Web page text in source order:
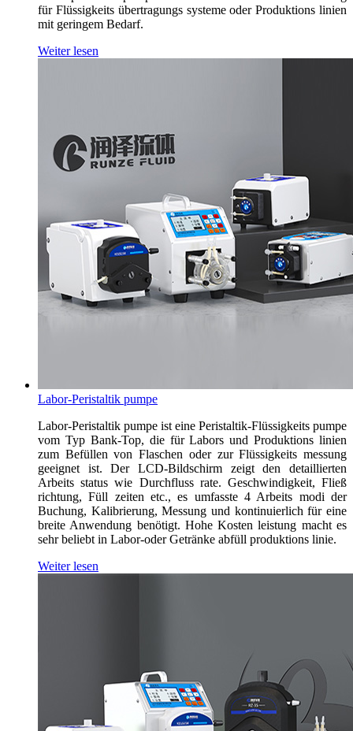
für Flüssigkeits übertragungs systeme oder Produktions linien
mit geringem Bedarf.
Weiter lesen
Labor-Peristaltik pumpe
Labor-Peristaltik pumpe ist eine Peristaltik-Flüssigkeits pumpe
vom Typ Bank-Top, die für Labors und Produktions linien
zum Befüllen von Flaschen oder zur Flüssigkeits messung
geeignet ist. Der LCD-Bildschirm zeigt den detaillierten
Arbeits status wie Durchfluss rate. Geschwindigkeit, Fließ
richtung, Füll zeiten etc., es umfasste 4 Arbeits modi der
Buchung, Kalibrierung, Messung und kontinuierlich für eine
breite Anwendung benötigt. Hohe Kosten leistung macht es
sehr beliebt in Labor-oder Getränke abfüll produktions linie.
Weiter lesen